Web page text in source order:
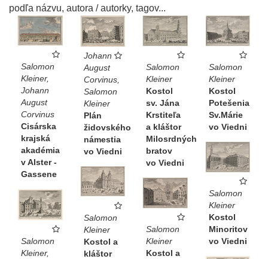
podľa názvu, autora / autorky, tagov...
Salomon
Kleiner,
Johann
August
Corvinus
Cisárska
krajská
akadémia
v Alster -
Gassene
Johann
August
Corvinus,
Salomon
Kleiner
Plán
židovského
námestia
vo Viedni
Salomon
Kleiner
Kostol
sv. Jána
Krstiteľa
a kláštor
Milosrdných
bratov
vo Viedni
Salomon
Kleiner
Kostol
Potešenia
Sv.Márie
vo Viedni
Salomon
Kleiner
Kostol
Minoritov
vo Viedni
Salomon
Kleiner
Kostol a
kláštor
Salomon
Kleiner
Kostol a
Salomon
Kleiner,